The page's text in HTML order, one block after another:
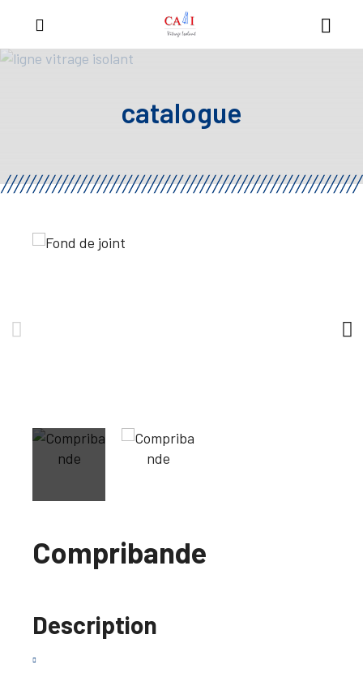
catalogue
Compribande
Description